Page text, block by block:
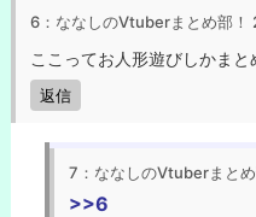
6：ななしのVtuberまとめ部！
ここってお人形遊びしかまと
返信
7：ななしのVtuberまとめ
>>6